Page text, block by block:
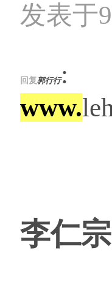
发表于
回复郭行行:
www.
李仁宗